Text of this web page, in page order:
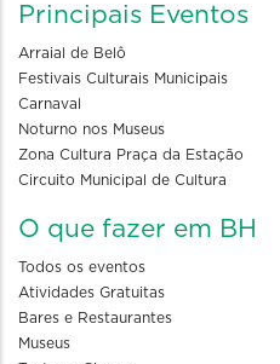
Principais Eventos
Arraial de Belô
Festivais Culturais Municipais
Carnaval
Noturno nos Museus
Zona Cultura Praça da Estação
Circuito Municipal de Cultura
O que fazer em BH
Todos os eventos
Atividades Gratuitas
Bares e Restaurantes
Museus